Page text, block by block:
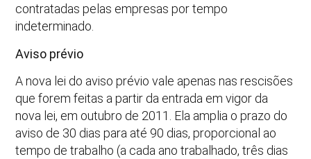
contratadas pelas empresas por tempo
indeterminado.
Aviso prévio
A nova lei do aviso prévio vale apenas nas rescisões
que forem feitas a partir da entrada em vigor da
nova lei, em outubro de 2011. Ela amplia o prazo do
aviso de 30 dias para até 90 dias, proporcional ao
tempo de trabalho (a cada ano trabalhado, três dias